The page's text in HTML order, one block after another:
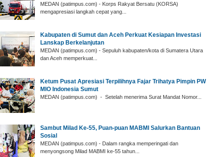
‎MEDAN (patimpus.com) - Korps Rakyat Bersatu (KORSA)
mengapresiasi langkah cepat yang...
Kabupaten di Sumut dan Aceh Perkuat Kesiapan Investasi
Lanskap Berkelanjutan
MEDAN (patimpus.com) - Sepuluh kabupaten/kota di Sumatera Utara
dan Aceh memperkuat...
‎Ketum Pusat Apresiasi Terpilihnya Fajar Trihatya Pimpin PW
MIO Indonesia Sumut
‎MEDAN (patimpus.com) - Setelah menerima Surat Mandat Nomor...
‎Sambut Milad Ke-55, Puan-puan MABMI Salurkan Bantuan
Sosial
‎MEDAN (patimpus.com) - Dalam rangka memperingati dan
menyongsong Milad MABMI ke-55 tahun...